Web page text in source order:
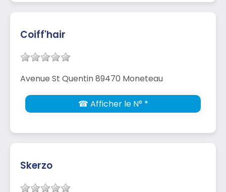
Coiff'hair
Avenue St Quentin 89470 Moneteau
☎ Afficher le N° *
Skerzo